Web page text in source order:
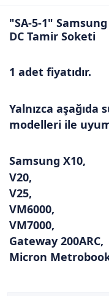
"SA-5-1"
DC Tamir Soketi
1 adet fiyatıdır.
Yalnızca
modelleri ile
Samsung X10,
V20,
V25,
VM6000,
VM7000,
Gateway 200ARC,
Micron